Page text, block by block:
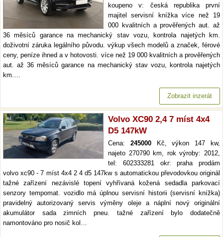
koupeno v: česká republika první
majitel servisní knížka více než 19
000 kvalitních a prověřených aut. až
36 měsíců garance na mechanický stav vozu, kontrola najetých km.
doživotní záruka legálního původu. výkup všech modelů a značek, férové
ceny, peníze ihned a v hotovosti. více než 19 000 kvalitních a prověřených
aut. až 36 měsíců garance na mechanický stav vozu, kontrola najetých
km.…
Zobrazit inzerát
Volvo XC90 2,4 7 míst 4x4
D5 147kW
Cena: 245000Kč, výkon 147 kw,
najeto 270790 km, rok výroby: 2012,
tel: 602333281 okr: praha prodám
volvo xc90 - 7 míst 4x4 2 4 d5 147kw s automatickou převodovkou originál
tažné zařízení nezávislé topení vyhřívaná kožená sedadla parkovací
senzory tempomat. vozidlo má úplnou servisní historii (servisní knížka)
pravidelný autorizovaný servis výměny oleje a náplní nový originální
akumulátor sada zimních pneu. tažné zařízení bylo dodatečně
namontováno pro nosič kol…